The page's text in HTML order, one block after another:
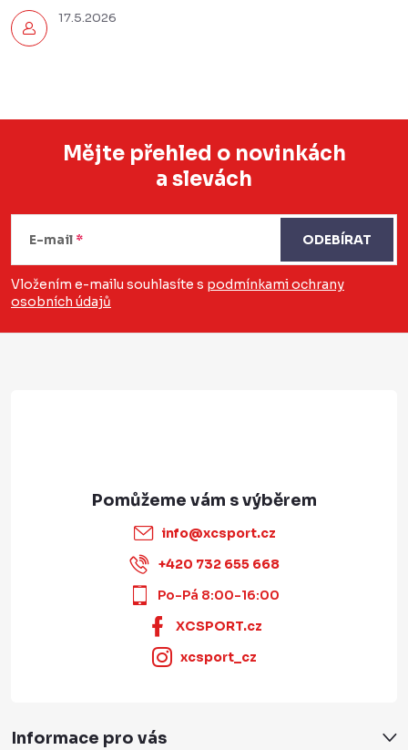
17.5.2026
á
a
Mějte přehled o novinkách
a slevách
E-mail
Vložením e-mailu souhlasíte s podmínkami ochrany
osobních údajů
ODEBÍRAT
info@xcsport.cz
+420 732 655 668
Po-Pá 8:00-16:00
XCSPORT.cz
xcsport_cz
Informace pro vás